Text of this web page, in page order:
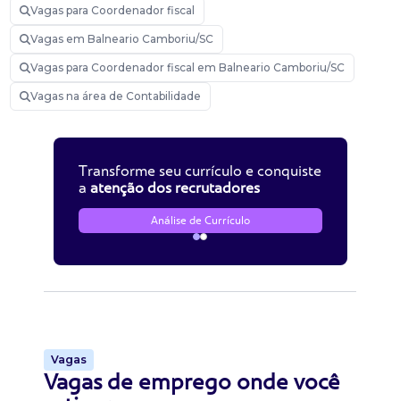
Vagas para Coordenador fiscal
Vagas em Balneario Camboriu/SC
Vagas para Coordenador fiscal em Balneario Camboriu/SC
Vagas na área de Contabilidade
Transforme seu currículo e conquiste
a atenção dos recrutadores
Análise de Currículo
Vagas
Vagas de emprego onde você